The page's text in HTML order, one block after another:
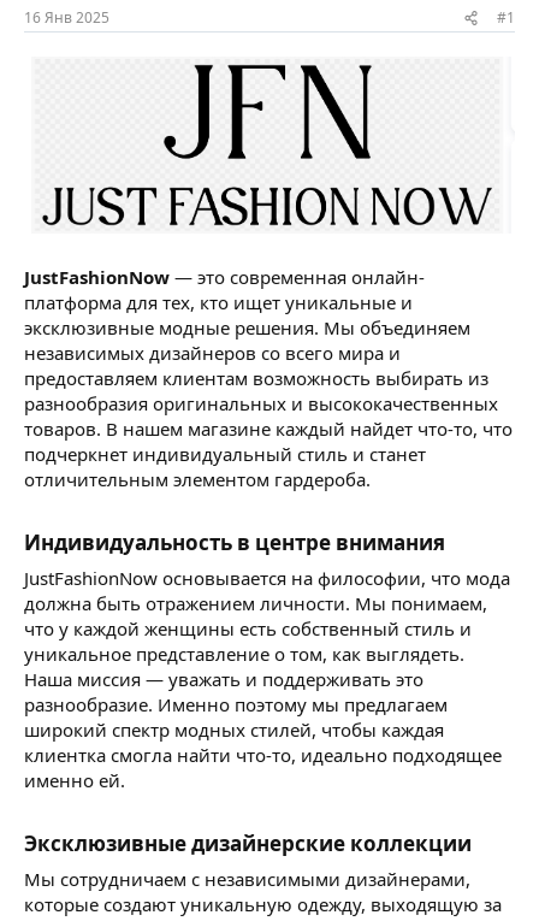
ы
л
а
16 Янв 2025 #1
JustFashionNow — это современная онлайн-
платформа для тех, кто ищет уникальные и
эксклюзивные модные решения. Мы объединяем
независимых дизайнеров со всего мира и
предоставляем клиентам возможность выбирать из
разнообразия оригинальных и высококачественных
товаров. В нашем магазине каждый найдет что-то, что
подчеркнет индивидуальный стиль и станет
отличительным элементом гардероба.
Индивидуальность в центре внимания
JustFashionNow основывается на философии, что мода
должна быть отражением личности. Мы понимаем,
что у каждой женщины есть собственный стиль и
уникальное представление о том, как выглядеть.
Наша миссия — уважать и поддерживать это
разнообразие. Именно поэтому мы предлагаем
широкий спектр модных стилей, чтобы каждая
клиентка смогла найти что-то, идеально подходящее
именно ей.
Эксклюзивные дизайнерские коллекции
Мы сотрудничаем с независимыми дизайнерами,
которые создают уникальную одежду, выходящую за